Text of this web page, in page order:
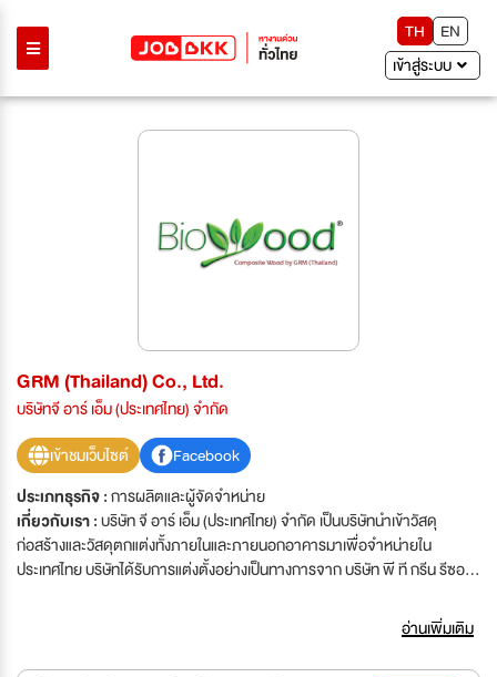
TH
EN
เข้าสู่ระบบ
GRM (Thailand) Co., Ltd.
บริษัทจี อาร์ เอ็ม (ประเทศไทย) จำกัด
เข้าชมเว็บไซต์
Facebook
ประเภทธุรกิจ :การผลิตและผู้จัดจำหน่าย
เกี่ยวกับเรา :บริษัท จี อาร์ เอ็ม (ประเทศไทย) จำกัด เป็นบริษัทนำเข้าวัสดุ
ก่อสร้างและวัสดุตกแต่งทั้งภายในและภายนอกอาคารมาเพื่อจำหน่ายใน
ประเทศไทย บริษัทได้รับการแต่งตั้งอย่างเป็นทางการจาก บริษัท พี ที กรีน รีซอร์
ภายใต้ตราสินค้า BIOWOOD ผลิตภัณฑ์ BIOWOOD สามารถใช้งาน
ออกแบบตกแต่งภายในและงานตกแต่งทางด้านสถาปัตยกรรมภายนอก อาทิเช่น
พื้น ฝ้า เพดาน ผนังอาคาร ระแนง กันสาด บันได ราวกันตก รั้ว และเฟอร์นิเจอร์
อ่านเพิ่มเติม